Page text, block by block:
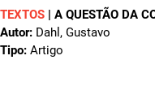
TEXTOS | A QUESTÃO DA
Autor: Dahl, Gustavo
Tipo: Artigo